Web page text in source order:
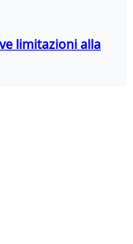
limitazioni alla